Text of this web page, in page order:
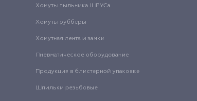
Хомуты пыльника ШРУСа
Хомуты рубберы
Хомутная лента и замки
Пневматическое оборудование
Продукция в блистерной упаковке
Шпильки резьбовые